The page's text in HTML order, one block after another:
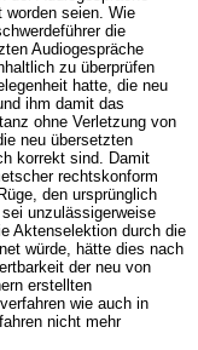
worden seien. Wie
die
Audiogespräche
zu überprüfen
hatte, die neu
ihm damit das
ohne Verletzung von
neu übersetzten
korrekt sind. Damit
rechtskonform
den ursprünglich
unzulässigerweise
Aktenselektion durch die
würde, hätte dies nach
der neu von
erstellten
wie auch in
nicht mehr